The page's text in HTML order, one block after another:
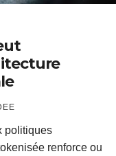
politiques
renforce ou